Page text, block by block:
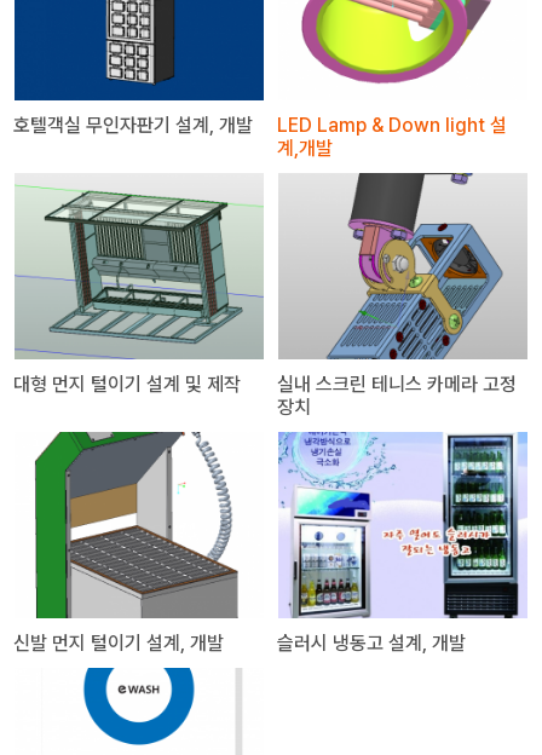
호텔객실 무인자판기 설계, 개발
LED Lamp & Down light 설
계,개발
대형 먼지 털이기 설계 및 제작
실내 스크린 테니스 카메라 고정
장치
신발 먼지 털이기 설계, 개발 슬러시 냉동고 설계, 개발